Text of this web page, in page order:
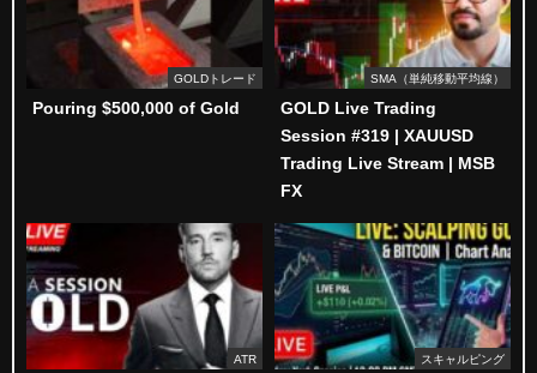
GOLDトレード
Pouring $500,000 of Gold
SMA（単純移動平均線）
GOLD Live Trading
Session #319 | XAUUSD
Trading Live Stream | MSB
FX
ATR スキャルピング